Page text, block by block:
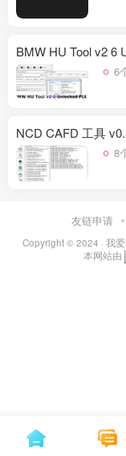
BMW HU Tool v2 6
6
NCD CAFD 工具
8
友链申请
Copyright © 2024 · 我
本网站由